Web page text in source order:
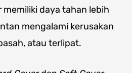
memiliki daya tahan lebih
mengalami kerusakan
atau terlipat.